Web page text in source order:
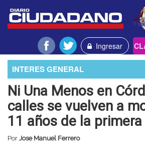
Ingresar
INTERES GENERAL
Ni Una Menos en
calles se vuelven a
11 años de la
Por Jose Manuel Ferrero